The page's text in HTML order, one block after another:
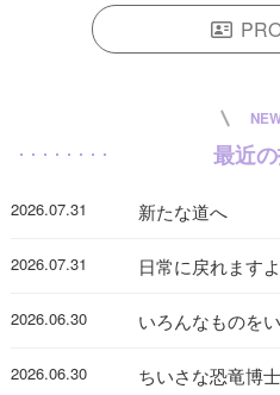
最近
2026.07.31 新たな道へ
2026.07.31 日常に戻れます
2026.06.30 いろんなものを
2026.06.30 ちいさな恐竜博